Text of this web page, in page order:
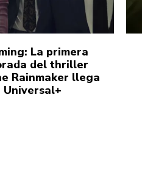
La primera
del thriller
Rainmaker llega
Universal+